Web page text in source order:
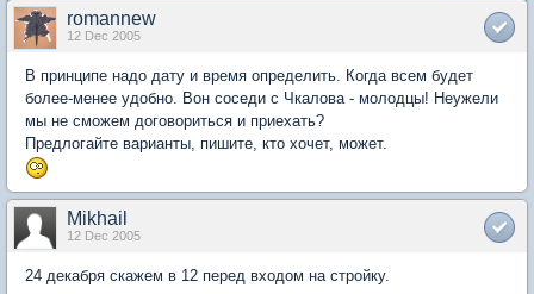
romannew
12 Dec 2005
В принципе надо дату и время определить. Когда всем будет
более-менее удобно. Вон соседи с Чкалова - молодцы! Неужели
мы не сможем договориться и приехать?
Предлогайте варианты, пишите, кто хочет, может.
Mikhail
12 Dec 2005
24 декабря скажем в 12 перед входом на стройку.